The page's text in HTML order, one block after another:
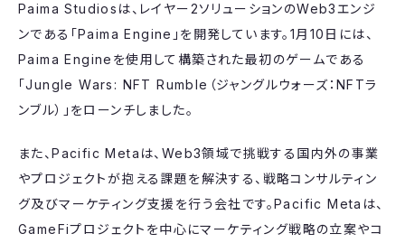
Paima Studiosは、レイヤー2ソリューションのWeb3エンジ
ンである「Paima Engine」を開発しています。1月10日には、
Paima Engineを使用して構築された最初のゲームである
「Jungle Wars: NFT Rumble（ジャングルウォーズ：NFTラ
ンブル）」をローンチしました。
また、Pacific Metaは、Web3領域で挑戦する国内外の事業
やプロジェクトが抱える課題を解決する、戦略コンサルティン
グ及びマーケティング支援を行う会社です。Pacific Metaは、
GameFiプロジェクトを中心にマーケティング戦略の立案やコ